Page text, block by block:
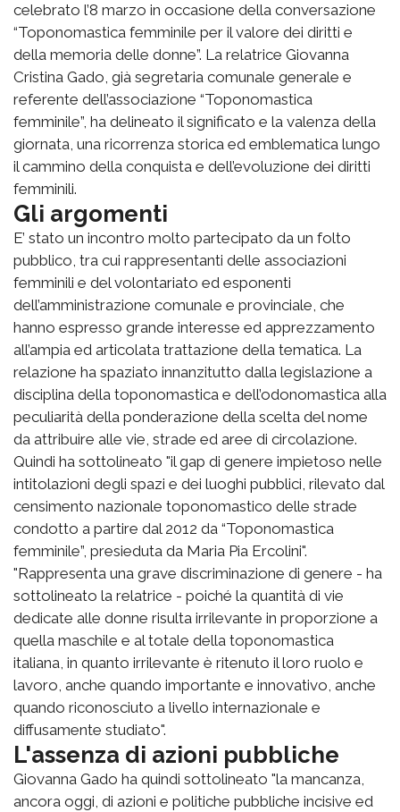
celebrato l’8 marzo in occasione della conversazione
“Toponomastica femminile per il valore dei diritti e
della memoria delle donne”. La relatrice Giovanna
Cristina Gado, già segretaria comunale generale e
referente dell’associazione “Toponomastica
femminile”, ha delineato il significato e la valenza della
giornata, una ricorrenza storica ed emblematica lungo
il cammino della conquista e dell’evoluzione dei diritti
femminili.
Gli argomenti
E’ stato un incontro molto partecipato da un folto
pubblico, tra cui rappresentanti delle associazioni
femminili e del volontariato ed esponenti
dell’amministrazione comunale e provinciale, che
hanno espresso grande interesse ed apprezzamento
all’ampia ed articolata trattazione della tematica. La
relazione ha spaziato innanzitutto dalla legislazione a
disciplina della toponomastica e dell’odonomastica alla
peculiarità della ponderazione della scelta del nome
da attribuire alle vie, strade ed aree di circolazione.
Quindi ha sottolineato "il gap di genere impietoso nelle
intitolazioni degli spazi e dei luoghi pubblici, rilevato dal
censimento nazionale toponomastico delle strade
condotto a partire dal 2012 da “Toponomastica
femminile”, presieduta da Maria Pia Ercolini".
"Rappresenta una grave discriminazione di genere - ha
sottolineato la relatrice - poiché la quantità di vie
dedicate alle donne risulta irrilevante in proporzione a
quella maschile e al totale della toponomastica
italiana, in quanto irrilevante è ritenuto il loro ruolo e
lavoro, anche quando importante e innovativo, anche
quando riconosciuto a livello internazionale e
diffusamente studiato".
L'assenza di azioni pubbliche
Giovanna Gado ha quindi sottolineato "la mancanza,
ancora oggi, di azioni e politiche pubbliche incisive ed